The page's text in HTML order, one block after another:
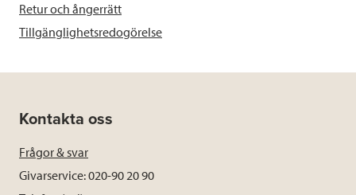
Retur och ångerrätt
Tillgänglighetsredogörelse
Kontakta oss
Frågor & svar
Givarservice: 020-90 20 90